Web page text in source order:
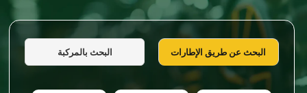
البحث عن طريق الإطارات البحث بالمركبة